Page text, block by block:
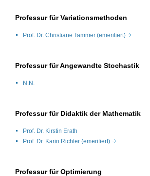
Professur für Variationsmethoden
Prof. Dr. Christiane Tammer (emeritiert)
Professur für Angewandte Stochastik
N.N.
Professur für Didaktik der Mathematik
Prof. Dr. Kirstin Erath
Prof. Dr. Karin Richter (emeritiert)
Professur für Optimierung